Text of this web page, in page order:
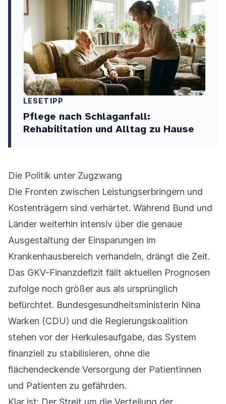
LESETIPP
Pflege nach Schlaganfall:
Rehabilitation und Alltag zu Hause
Die Politik unter Zugzwang
Die Fronten zwischen Leistungserbringern und
Kostenträgern sind verhärtet. Während Bund und
Länder weiterhin intensiv über die genaue
Ausgestaltung der Einsparungen im
Krankenhausbereich verhandeln, drängt die Zeit.
Das GKV-Finanzdefizit fällt aktuellen Prognosen
zufolge noch größer aus als ursprünglich
befürchtet. Bundesgesundheitsministerin Nina
Warken (CDU) und die Regierungskoalition
stehen vor der Herkulesaufgabe, das System
finanziell zu stabilisieren, ohne die
flächendeckende Versorgung der Patientinnen
und Patienten zu gefährden.
Klar ist: Der Streit um die Verteilung der